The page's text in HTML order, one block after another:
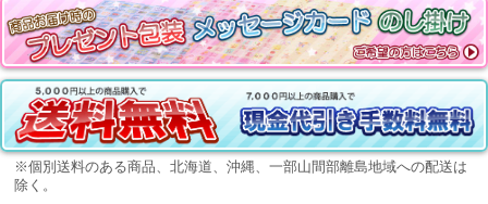
※個別送料のある商品、北海道、沖縄、一部山間部離島地域への配送は
除く。